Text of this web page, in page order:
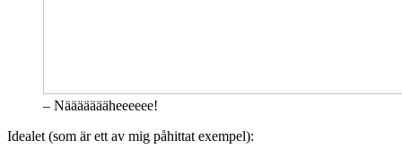
– Näääääääheeeeee!
Idealet (som är ett av mig påhittat exempel):